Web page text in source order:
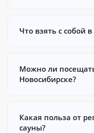
Что взять с собой в
Можно ли
Новосибирске?
Какая польза от
сауны?